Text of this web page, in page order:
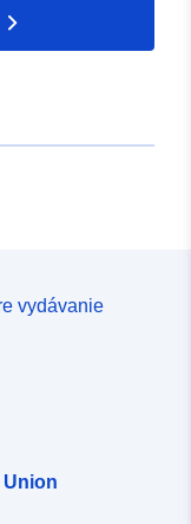
88u/dataset/
vydávanie
Union